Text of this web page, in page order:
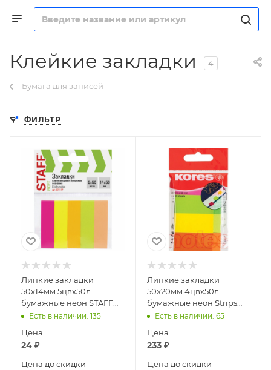
Клейкие закладки 4
Бумага для записей
ФИЛЬТР
Липкие закладки
50х14мм 5цвх50л
бумажные неон STAFF
129359
Есть в наличии: 135
Цена
24 ₽
Цена до скидки
Липкие закладки
50х20мм 4цвх50л
бумажные неон Strips
Kores 45104 81594
Есть в наличии: 65
Цена
233₽
Цена до скидки